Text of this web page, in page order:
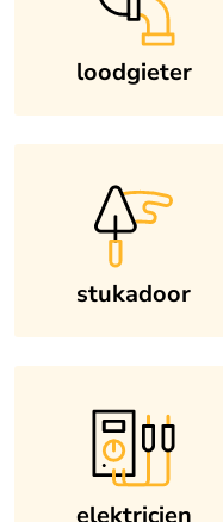
loodgieter
stukadoor
elektricien